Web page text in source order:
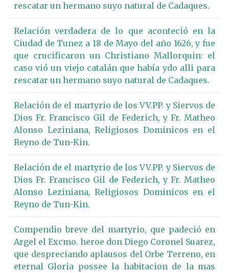
rescatar un hermano suyo natural de Cadaques.
Relación verdadera de lo que aconteció en la
Ciudad de Tunez a 18 de Mayo del año 1626, y fue
que crucificaron un Christiano Mallorquin: el
caso vió un viejo catalán que había ydo alli para
rescatar un hermano suyo natural de Cadaques.
Relación de el martyrio de los VV.PP. y Siervos de
Dios Fr. Francisco Gil de Federich, y Fr. Matheo
Alonso Leziniana, Religiosos Dominicos en el
Reyno de Tun-Kin.
Relación de el martyrio de los VV.PP. y Siervos de
Dios Fr. Francisco Gil de Federich, y Fr. Matheo
Alonso Leziniana, Religiosos Dominicos en el
Reyno de Tun-Kin.
Compendio breve del martyrio, que padeció en
Argel el Excmo. heroe don Diego Coronel Suarez,
que despreciando aplausos del Orbe Terreno, en
eternal Gloria possee la habitacion de la mas